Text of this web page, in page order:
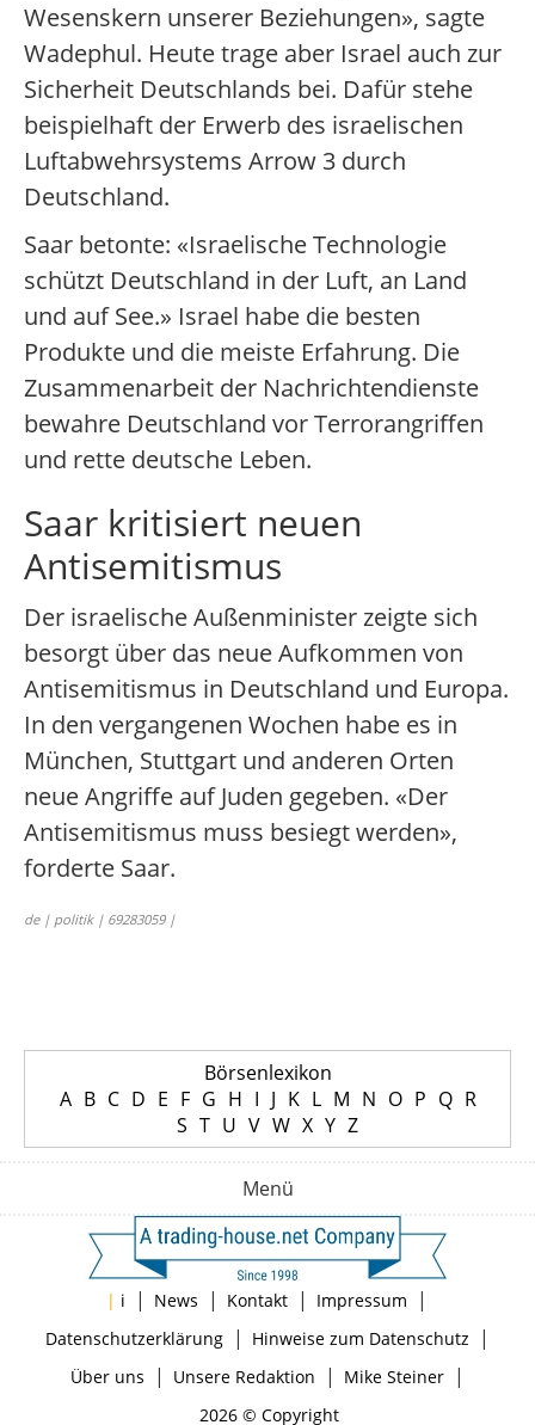
Wesenskern unserer Beziehungen», sagte
Wadephul. Heute trage aber Israel auch zur
Sicherheit Deutschlands bei. Dafür stehe
beispielhaft der Erwerb des israelischen
Luftabwehrsystems Arrow 3 durch
Deutschland.
Saar betonte: «Israelische Technologie
schützt Deutschland in der Luft, an Land
und auf See.» Israel habe die besten
Produkte und die meiste Erfahrung. Die
Zusammenarbeit der Nachrichtendienste
bewahre Deutschland vor Terrorangriffen
und rette deutsche Leben.
Saar kritisiert neuen
Antisemitismus
Der israelische Außenminister zeigte sich
besorgt über das neue Aufkommen von
Antisemitismus in Deutschland und Europa.
In den vergangenen Wochen habe es in
München, Stuttgart und anderen Orten
neue Angriffe auf Juden gegeben. «Der
Antisemitismus muss besiegt werden»,
forderte Saar.
de | politik | 69283059 |
Börsenlexikon
A B C D E F G H I J K L M N O P Q R
S T U V W X Y Z
Menü
| i | News | Kontakt | Impressum |
Datenschutzerklärung| Hinweise zum Datenschutz |
Über uns | Unsere Redaktion | Mike Steiner|
2026 © Copyright